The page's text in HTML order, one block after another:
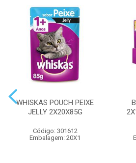
WHISKAS POUCH PEIXE
JELLY 2X20X85G
Código: 301612
Embalagem: 20X1